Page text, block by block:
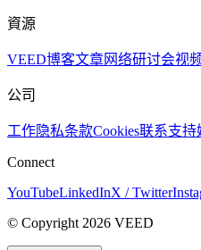
資源
VEED博客文章网络研讨会视
公司
工作隐私条款Cookies联系支持
Connect
YouTubeLinkedInX / Twitter
© Copyright 2026 VEED